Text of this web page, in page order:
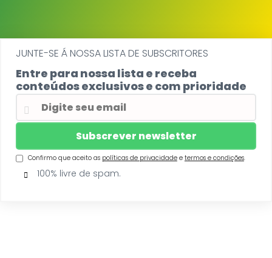
JUNTE-SE Á NOSSA LISTA DE SUBSCRITORES
Entre para nossa lista e receba
conteúdos exclusivos e com prioridade
Confirmo que aceito as políticas de privacidadee termos e condições.
100% livre de spam.